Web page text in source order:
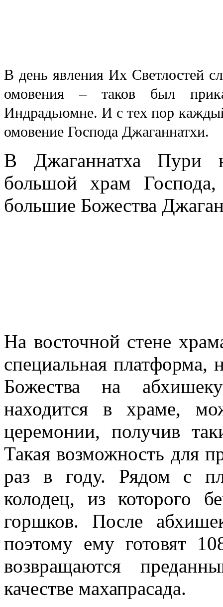
В день явления Их Светлостей
омовения – таков был
Индрадьюмне. И с тех пор
омовение Господа Джаганнатхи.
В Джаганнатха Пури
большой храм
большие Божества
На восточной стене
специальная платформа,
Божества на
находится в храме,
церемонии, получив
Такая возможность для
раз в году. Рядом с
колодец, из которого
горшков. После
поэтому ему готовят
возвращаются
качестве махапрасада.